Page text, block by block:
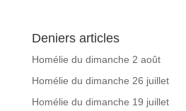
Deniers articles
Homélie du dimanche 2 août
Homélie du dimanche 26 juillet
Homélie du dimanche 19 juillet